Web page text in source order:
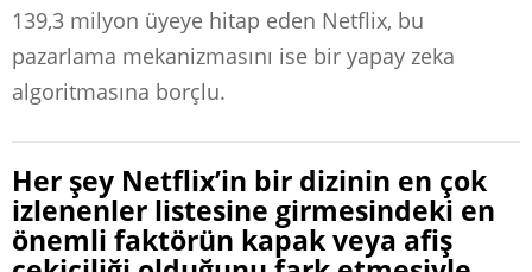
139,3 milyon üyeye hitap eden Netflix, bu
pazarlama mekanizmasını ise bir yapay zeka
algoritmasına borçlu.
Her şey Netflix’in bir dizinin en çok
izlenenler listesine girmesindeki en
önemli faktörün kapak veya afiş